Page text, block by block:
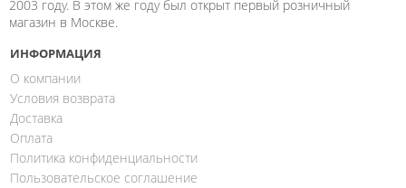
2003 году. В этом же году был открыт первый розничный
магазин в Москве.
ИНФОРМАЦИЯ
О компании
Условия возврата
Доставка
Оплата
Политика конфиденциальности
Пользовательское соглашение